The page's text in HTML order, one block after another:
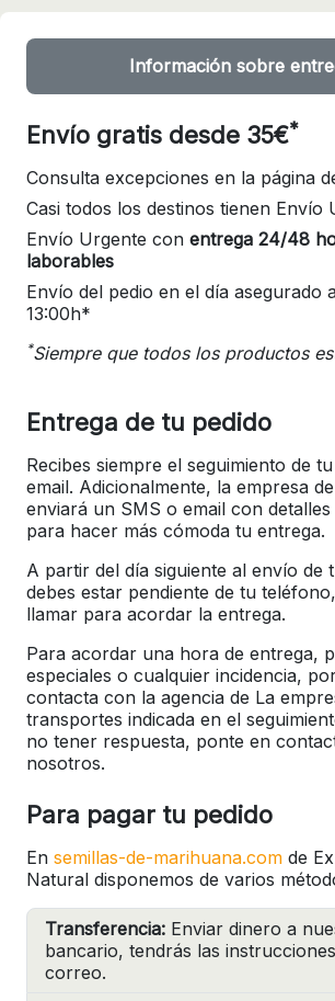
Información sobre
Envío gratis desde 35€*
Consulta excepciones en la página
Casi todos los destinos tienen Envío
Envío Urgente con entrega 24/48
laborables
Envío del pedio en el día asegurado
13:00h*
*Siempre que todos los productos
Entrega de tu pedido
Recibes siempre el seguimiento de
email. Adicionalmente, la empresa
enviará un SMS o email con
para hacer más cómoda tu entrega.
A partir del día siguiente al envío de
debes estar pendiente de tu
llamar para acordar la entrega.
Para acordar una hora de entrega,
especiales o cualquier incidencia,
contacta con la agencia de La
transportes indicada en el
no tener respuesta, ponte en
nosotros.
Para pagar tu pedido
En semillas-de-marihuana.com de
Natural disponemos de varios
Transferencia: Enviar dinero a
bancario, tendrás las
correo.